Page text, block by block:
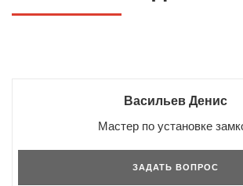
Васильев Денис
Мастер по установке
ЗАДАТЬ ВОПРОС